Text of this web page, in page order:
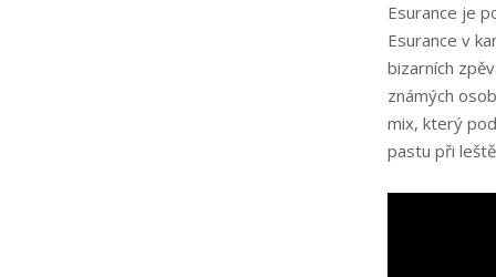
Esurance je
Esurance v
bizarních
známých
mix, který
pastu při